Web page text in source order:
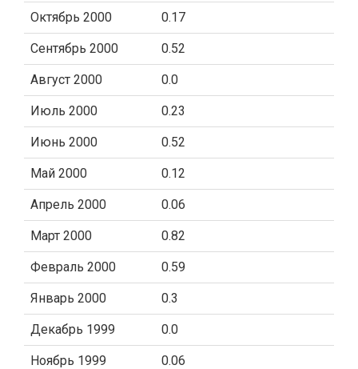
Октябрь 2000 0.17
Сентябрь 2000 0.52
Август 2000 0.0
Июль 2000 0.23
Июнь 2000 0.52
Май 2000 0.12
Апрель 2000 0.06
Март 2000 0.82
Февраль 2000 0.59
Январь 2000 0.3
Декабрь 1999 0.0
Ноябрь 1999 0.06